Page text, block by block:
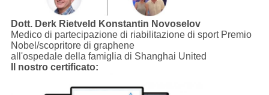
Dott. Derk Rietveld Konstantin Novoselov
Medico di partecipazione di riabilitazione di sport Premio
Nobel/scopritore di graphene
all'ospedale della famiglia di Shanghai United
Il nostro certificato: